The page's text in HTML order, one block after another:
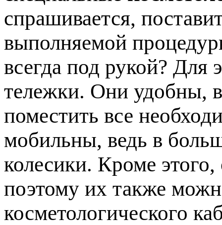
спрашивается,
выполняемой
всегда под рукой? Для
тележки. Они удобны,
поместить все
мобильны, ведь в
колесики. Кроме
поэтому их также
косметологического